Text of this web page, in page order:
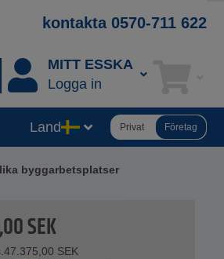
kontakta 0570-711 622
MITT ESSKA
Logga in
Land Privat Företag
byggarbetsplatser
SEK
47.375,00 SEK